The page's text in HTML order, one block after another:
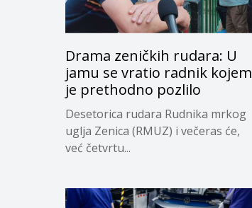
Drama zeničkih rudara: U
jamu se vratio radnik kojem
je prethodno pozlilo
Desetorica rudara Rudnika mrkog
uglja Zenica (RMUZ) i večeras će,
već četvrtu...